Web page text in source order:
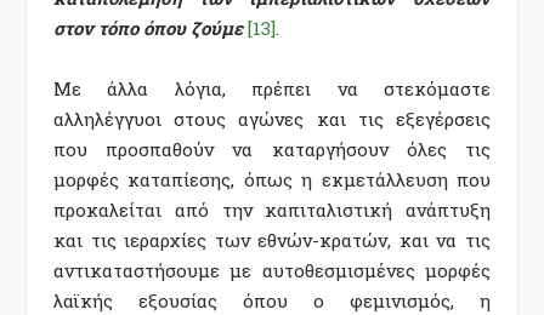
στον τόπο όπου ζούμε [13]
Με άλλα λόγια, πρέπει να στεκόμαστε
αλληλέγγυοι στους αγώνες και τις εξεγέρσεις
που προσπαθούν να καταργήσουν όλες τις
μορφές καταπίεσης, όπως η εκμετάλλευση που
προκαλείται από την καπιταλιστική ανάπτυξη
και τις ιεραρχίες των εθνών-κρατών, και να τις
αντικαταστήσουμε με αυτοθεσμισμένες μορφές
λαϊκής εξουσίας όπου ο φεμινισμός, η